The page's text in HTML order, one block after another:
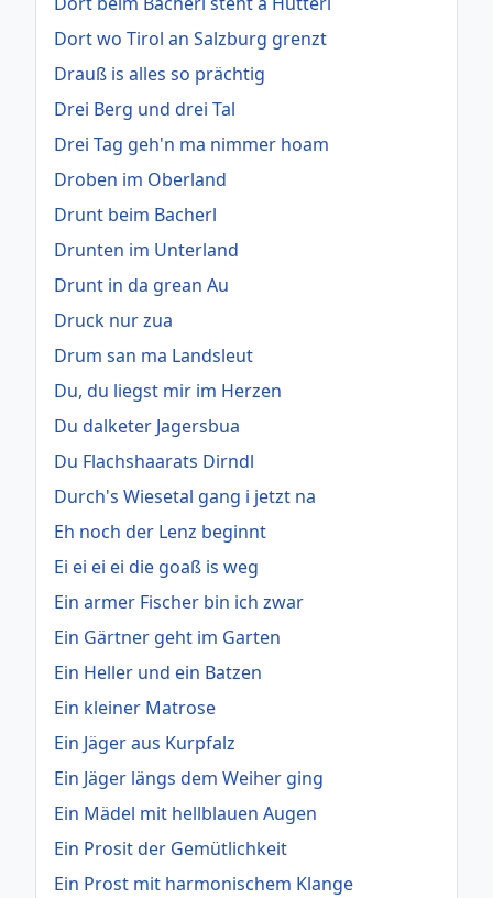
Dort wo Tirol an Salzburg grenzt
Drauß is alles so prächtig
Drei Berg und drei Tal
Drei Tag geh'n ma nimmer hoam
Droben im Oberland
Drunt beim Bacherl
Drunten im Unterland
Drunt in da grean Au
Druck nur zua
Drum san ma Landsleut
Du, du liegst mir im Herzen
Du dalketer Jagersbua
Du Flachshaarats Dirndl
Durch's Wiesetal gang i jetzt na
Eh noch der Lenz beginnt
Ei ei ei ei die goaß is weg
Ein armer Fischer bin ich zwar
Ein Gärtner geht im Garten
Ein Heller und ein Batzen
Ein kleiner Matrose
Ein Jäger aus Kurpfalz
Ein Jäger längs dem Weiher ging
Ein Mädel mit hellblauen Augen
Ein Prosit der Gemütlichkeit
Ein Prost mit harmonischem Klange